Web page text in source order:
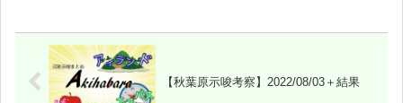
【秋葉原示唆考察】2022/08/03＋結果